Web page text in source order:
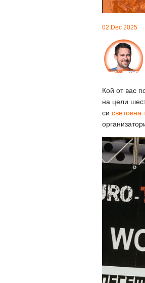
02 Dec 2025
Кой от вас
на цели
си световна